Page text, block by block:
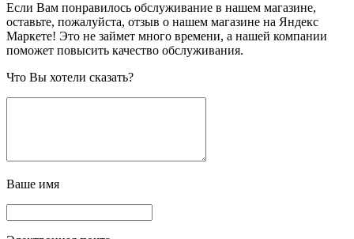
Если Вам понравилось обслуживание в нашем магазине,
оставьте, пожалуйста, отзыв о нашем магазине на Яндекс
Маркете! Это не займет много времени, а нашей компании
поможет повысить качество обслуживания.
Что Вы хотели сказать?
Ваше имя